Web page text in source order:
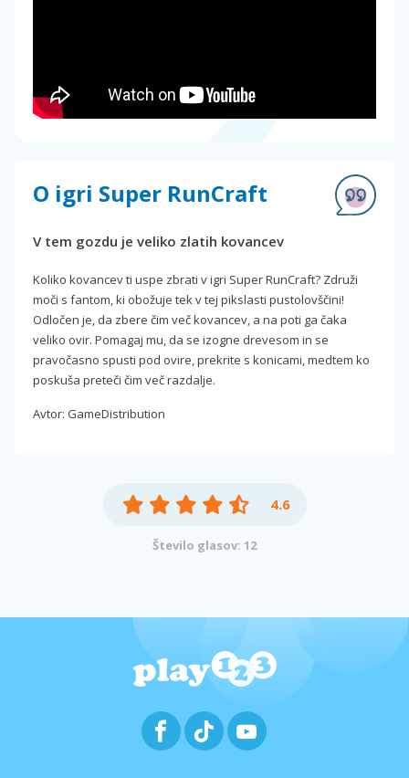
O igri Super RunCraft
V tem gozdu je veliko zlatih kovancev
Koliko kovancev ti uspe zbrati v igri Super RunCraft? Združi
moči s fantom, ki obožuje tek v tej pikslasti pustolovščini!
Odločen je, da zbere čim več kovancev, a na poti ga čaka
veliko ovir. Pomagaj mu, da se izogne drevesom in se
pravočasno spusti pod ovire, prekrite s konicami, medtem ko
poskuša preteči čim več razdalje.
Avtor: GameDistribution
4.6
Število glasov: 12